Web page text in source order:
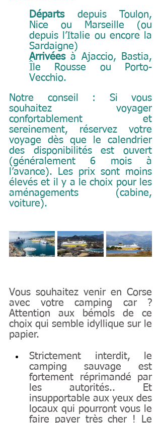
Départs depuis Toulon,
Nice ou Marseille (ou
depuis l’Italie ou encore la
Sardaigne)
Arrivées à Ajaccio, Bastia,
Île Rousse ou Porto-
Vecchio.
Notre conseil : Si vous
souhaitez voyager
confortablement et
sereinement, réservez votre
voyage dès que le calendrier
des disponibilités est ouvert
(généralement 6 mois à
l’avance). Les prix sont moins
élevés et il y a le choix pour les
aménagements (cabine,
voiture).
Vous souhaitez venir en Corse
avec votre camping car ?
Attention aux bémols de ce
choix qui semble idyllique sur le
papier.
Strictement interdit, le
camping sauvage est
fortement réprimandé par
les autorités.. Et
insupportable aux yeux des
locaux qui pourront vous le
faire payer très cher ! Le